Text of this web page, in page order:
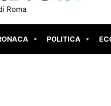
Roma
POLITICA